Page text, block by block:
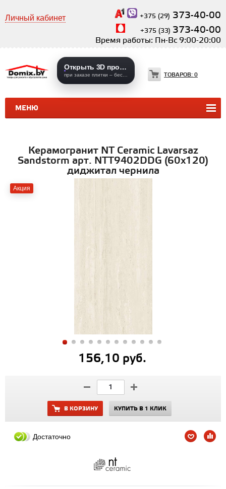
Личный кабинет +375 (29) 373-40-00
+375 (33) 373-40-00
Время работы: Пн-Вс 9:00-20:00
МЕНЮ
Открыть 3D проекты
ТОВАРОВ: 0
КЕРАМИЧЕСКАЯ ПЛИТКА
Керамогранит NT Ceramic Lavarsaz
Sandstorm арт. NTT9402DDG (60x120)
диджитал чернила
Акция
156,10 руб.
В КОРЗИНУ КУПИТЬ В 1 КЛИК
Достаточно